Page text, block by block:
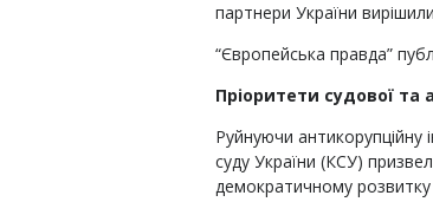
партнери України
“Європейська правда”
Пріоритети судової та
Руйнуючи антикорупційну
суду України (КСУ)
демократичному розвитку